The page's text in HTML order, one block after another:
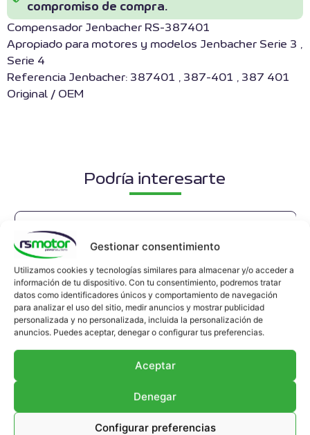
Gestionar consentimiento
Utilizamos cookies y tecnologías similares para almacenar y/o acceder a
información de tu dispositivo. Con tu consentimiento, podremos tratar
datos como identificadores únicos y comportamiento de navegación
para analizar el uso del sitio, medir anuncios y mostrar publicidad
personalizada y no personalizada, incluida la personalización de
anuncios. Puedes aceptar, denegar o configurar tus preferencias.
Aceptar
Denegar
Configurar preferencias
compromiso de compra.
Compensador Jenbacher RS-387401
Apropiado para motores y modelos Jenbacher Serie 3 ,
Serie 4
Referencia Jenbacher: 387401 , 387-401 , 387 401
Original / OEM
Podría interesarte